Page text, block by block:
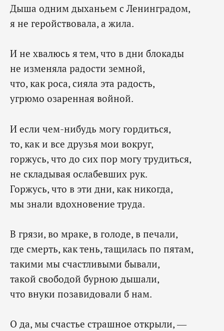
Дыша одним дыханьем с Ленинградом,
я не геройствовала, а жила.
И не хвалюсь я тем, что в дни блокады
не изменяла радости земной,
что, как роса, сияла эта радость,
угрюмо озаренная войной.
И если чем-нибудь могу гордиться,
то, как и все друзья мои вокруг,
горжусь, что до сих пор могу трудиться,
не складывая ослабевших рук.
Горжусь, что в эти дни, как никогда,
мы знали вдохновение труда.
В грязи, во мраке, в голоде, в печали,
где смерть, как тень, тащилась по пятам,
такими мы счастливыми бывали,
такой свободой бурною дышали,
что внуки позавидовали б нам.
О да, мы счастье страшное открыли, —